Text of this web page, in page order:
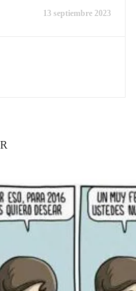
13 septiembre 2023